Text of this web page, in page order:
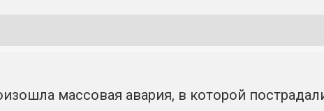
массовая авария, в которой